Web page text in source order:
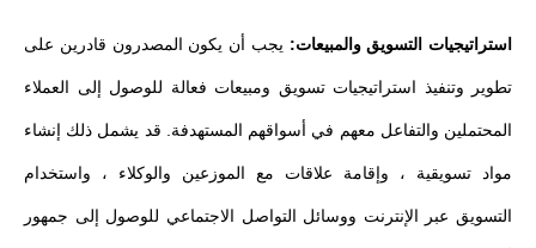
استراتيجيات التسويق والمبيعات: يجب أن يكون المصدرون قادرين على
تطوير وتنفيذ استراتيجيات تسويق ومبيعات فعالة للوصول إلى العملاء
المحتملين والتفاعل معهم في أسواقهم المستهدفة. قد يشمل ذلك إنشاء
مواد تسويقية ، وإقامة علاقات مع الموزعين والوكلاء ، واستخدام
التسويق عبر الإنترنت ووسائل التواصل الاجتماعي للوصول إلى جمهور